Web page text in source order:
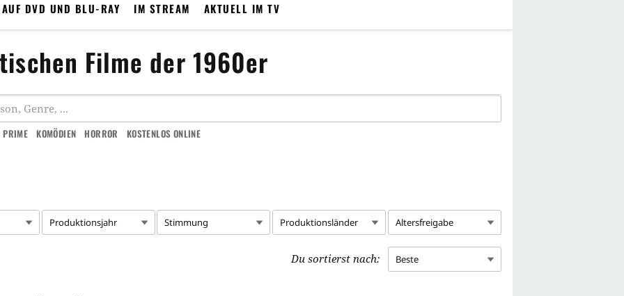
DVD UND BLU-RAY IM STREAM AKTUELL IM TV
Filme der 1960er
PRIME KOMÖDIEN HORROR KOSTENLOS ONLINE
Produktionsjahr Stimmung Produktionsländer Altersfreigabe
Du sortierst nach: Beste